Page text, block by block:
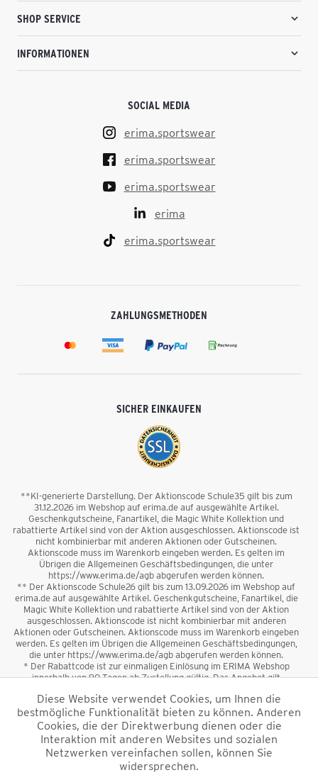
SHOP SERVICE
INFORMATIONEN
SOCIAL MEDIA
erima.sportswear
erima.sportswear
erima.sportswear
erima
erima.sportswear
ZAHLUNGSMETHODEN
SICHER EINKAUFEN
**KI-generierte Darstellung. Der Aktionscode Schule35 gilt bis zum
31.12.2026 im Webshop auf erima.de auf ausgewählte Artikel.
Geschenkgutscheine, Fanartikel, die Magic White Kollektion und
rabattierte Artikel sind von der Aktion ausgeschlossen. Aktionscode ist
nicht kombinierbar mit anderen Aktionen oder Gutscheinen.
Aktionscode muss im Warenkorb eingeben werden. Es gelten im
Übrigen die Allgemeinen Geschäftsbedingungen, die unter
https://www.erima.de/agb abgerufen werden können.
** Der Aktionscode Schule26 gilt bis zum 13.09.2026 im Webshop auf
erima.de auf ausgewählte Artikel. Geschenkgutscheine, Fanartikel, die
Magic White Kollektion und rabattierte Artikel sind von der Aktion
ausgeschlossen. Aktionscode ist nicht kombinierbar mit anderen
Aktionen oder Gutscheinen. Aktionscode muss im Warenkorb eingeben
werden. Es gelten im Übrigen die Allgemeinen Geschäftsbedingungen,
die unter https://www.erima.de/agb abgerufen werden können.
* Der Rabattcode ist zur einmaligen Einlösung im ERIMA Webshop
innerhalb von 90 Tagen ab Zustellung gültig. Das Angebot gilt
sowie Geschenkgutscheine sind vom Rabatt ausgeschlossen. Der
Rabattcode ist nicht mit anderen Aktionen oder Gutscheinen
kombinierbar. Der Mindestbestellwert beträgt 50 €
*Alle Preise verstehen sich inkl. Mehrwertsteuer und zzgl.
und ggf. Nachnahmegebühren, wenn nicht anders
Diese Website verwendet Cookies, um Ihnen die
bestmögliche Funktionalität bieten zu können. Anderen
Cookies, die der Direktwerbung dienen oder die
Interaktion mit anderen Websites und sozialen
Netzwerken vereinfachen sollen, können Sie
widersprechen.